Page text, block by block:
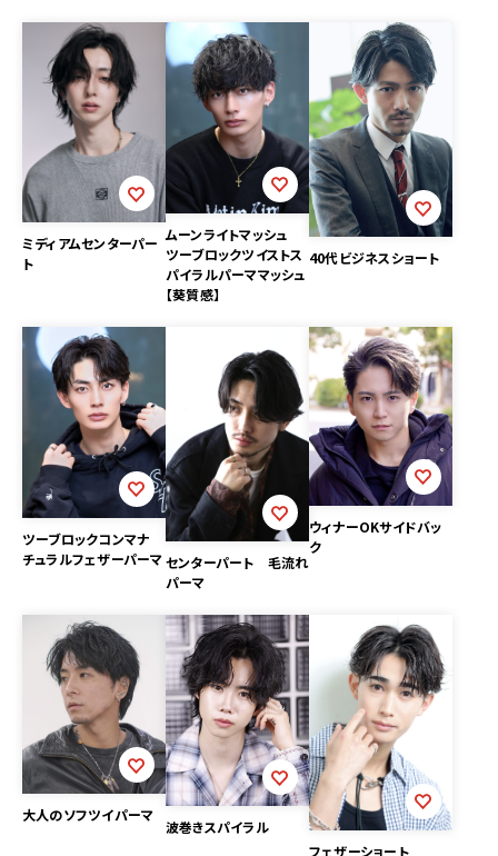
ミディアムセンターパー
ト
ムーンライトマッシュ
ツーブロックツイストス
パイラルパーママッシュ
【葵質感】
40代ビジネスショート
ツーブロックコンマナ
チュラルフェザーパーマセンターパート 毛流れ
パーマ
ウィナーOKサイドバッ
ク
大人のソフツイパーマ
波巻きスパイラル
フェザーショート